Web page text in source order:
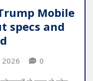
Mobile
specs and
2026 0
फ़ोनहममें से बहुत से लोग